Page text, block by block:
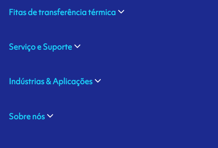
Fitas de transferência térmica
Serviço e Suporte
Indústrias & Aplicações
Sobre nós